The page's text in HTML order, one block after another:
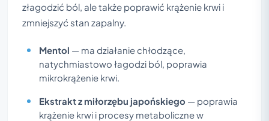
złagodzić ból, ale także poprawić krążenie krwi i
zmniejszyć stan zapalny.
Mentol — ma działanie chłodzące,
natychmiastowo łagodzi ból, poprawia
mikrokrążenie krwi.
Ekstrakt z miłorzębu japońskiego — poprawia
krążenie krwi i procesy metaboliczne w